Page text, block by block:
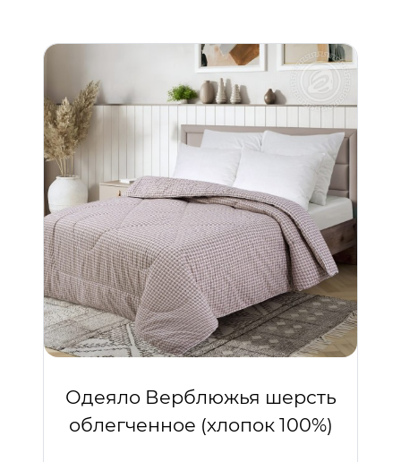
Одеяло Верблюжья шерсть
облегченное (хлопок 100%)